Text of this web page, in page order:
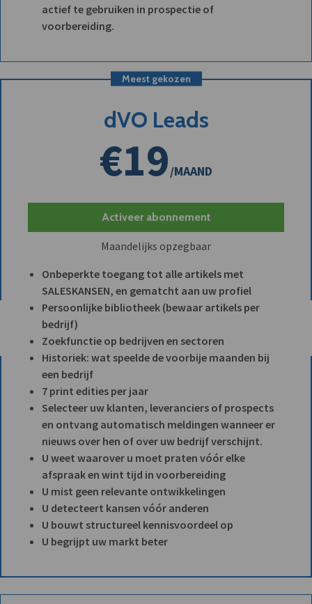
actief te gebruiken in prospectie of
voorbereiding.
Meest gekozen
dVO Leads
€19/MAAND
Activeer abonnement
Maandelijks opzegbaar
Onbeperkte toegang tot alle artikels met
SALESKANSEN, en gematcht aan uw profiel
Persoonlijke bibliotheek (bewaar artikels per
bedrijf)
Zoekfunctie op bedrijven en sectoren
Historiek: wat speelde de voorbije maanden bij
een bedrijf
7 print edities per jaar
Selecteer uw klanten, leveranciers of prospects
en ontvang automatisch meldingen wanneer er
nieuws over hen of over uw bedrijf verschijnt.
U weet waarover u moet praten vóór elke
afspraak en wint tijd in voorbereiding
U mist geen relevante ontwikkelingen
U detecteert kansen vóór anderen
U bouwt structureel kennisvoordeel op
U begrijpt uw markt beter